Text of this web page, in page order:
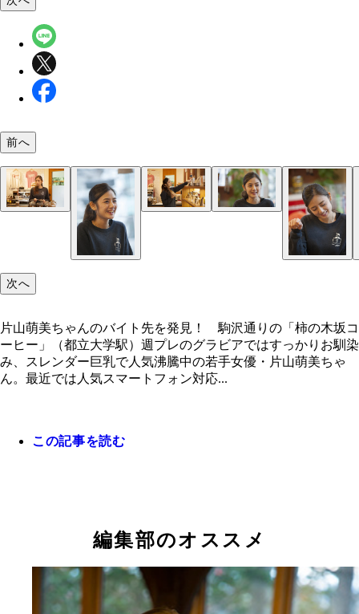
片山萌美ちゃんのバイト先を発見！ 駒沢通りの
木坂コーヒー」（都立大学駅）
前へ
次へ
片山萌美ちゃんのバイト先を発見！ 駒沢通りの「柿の木坂コ
ーヒー」（都立大学駅）週プレのグラビアではすっかりお馴染
み、スレンダー巨乳で人気沸騰中の若手女優・片山萌美ちゃ
ん。最近では人気スマートフォン対応...
この記事を読む
編集部のオススメ